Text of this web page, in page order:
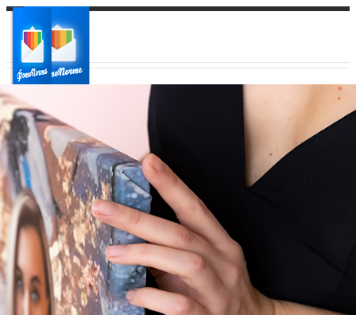
Ваш город:
Ваш регион доставки
Выберите из списка: